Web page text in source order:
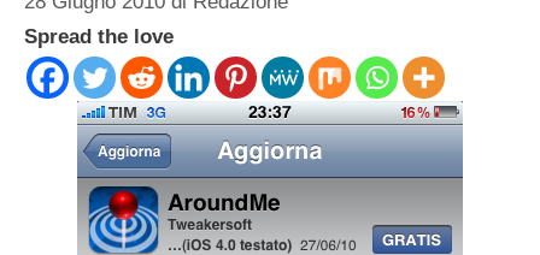
Spread the love